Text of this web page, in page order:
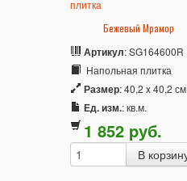
Бежевый Мрамор
Артикул: SG164600R
Напольная плитка
Размер: 40,2 x 40,2 см
Ед. изм.: кв.м.
1 852 pуб.